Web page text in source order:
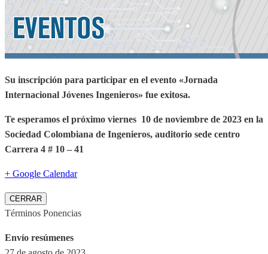
Su inscripción para participar en el evento «Jornada
Internacional Jóvenes Ingenieros» fue exitosa.
Te esperamos el próximo viernes 10 de noviembre de 2023 en la
Sociedad Colombiana de Ingenieros, auditorio sede centro
Carrera 4 # 10 – 41
+ Google Calendar
CERRAR
Términos Ponencias
Envío resúmenes